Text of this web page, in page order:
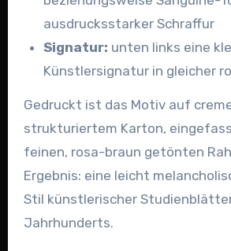
ausdrucksstarker Schraffur
Signatur: unten links eine
Künstlersignatur in gleicher
Gedruckt ist das Motiv auf
strukturiertem Karton,
feinen, rosa-braun getönten
Ergebnis: eine leicht
Stil künstlerischer
Jahrhunderts.